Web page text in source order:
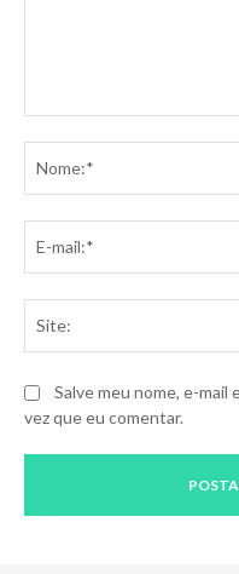
Salve meu nome, e-mail
vez que eu comentar.